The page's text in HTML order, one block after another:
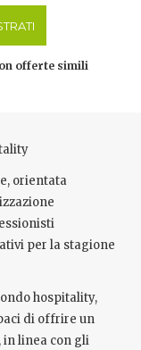
offerte simili
orientata
per la stagione
hospitality,
di offrire un
in linea con gli